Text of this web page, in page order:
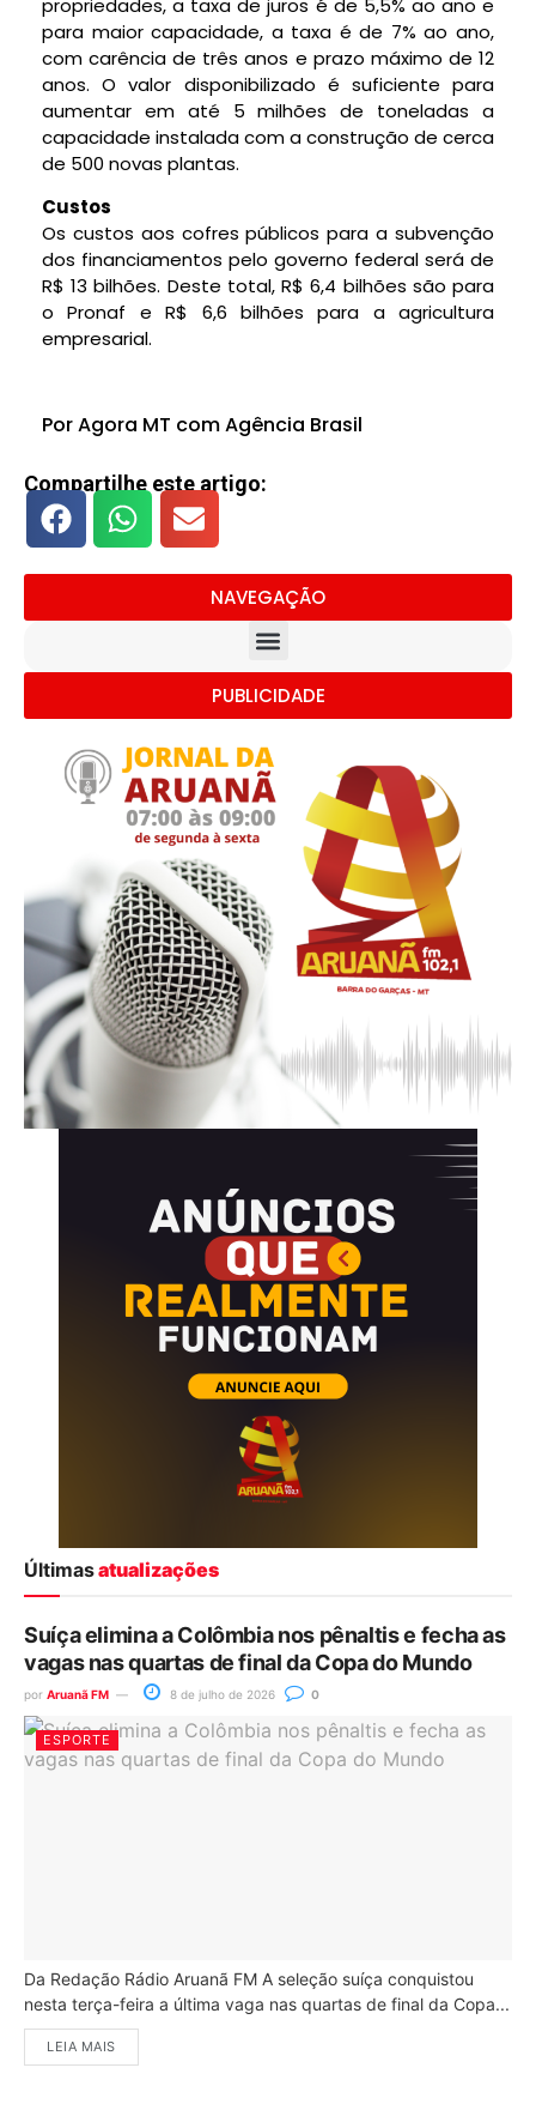
para maior capacidade, a taxa é de 7% ao ano,
com carência de três anos e prazo máximo de 12
anos. O valor disponibilizado é suficiente para
aumentar em até 5 milhões de toneladas a
capacidade instalada com a construção de cerca
de 500 novas plantas.
Custos
Os custos aos cofres públicos para a subvenção
dos financiamentos pelo governo federal será de
R$ 13 bilhões. Deste total, R$ 6,4 bilhões são para
o Pronaf e R$ 6,6 bilhões para a agricultura
empresarial.
Por Agora MT com Agência Brasil
Compartilhe este artigo:
NAVEGAÇÃO
PUBLICIDADE
Últimasatualizações
Suíça elimina a Colômbia nos pênaltis e fecha as
vagas nas quartas de final da Copa do Mundo
por Aruanã FM 8 de julho de 2026 0
ESPORTE
Da Redação Rádio Aruanã FM A seleção suíça conquistou
nesta terça-feira a última vaga nas quartas de final da Copa...
LEIA MAIS